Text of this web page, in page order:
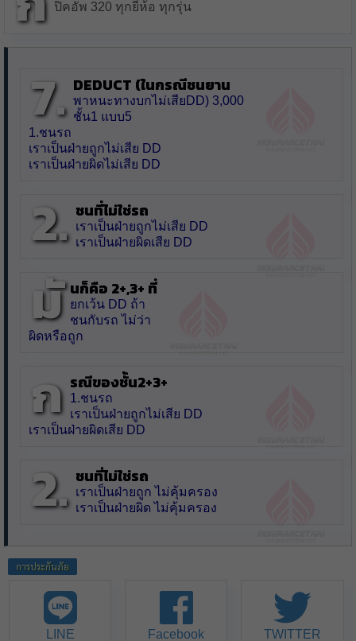
ปิคอัพ 320 ทุกยี่ห้อ ทุกรุ่น
7. Deduct (ในกรณีชนยาน
พาหนะทางบกไม่เสียDD) 3,000
ชั้น1 แบบ5
1.ชนรถ
เราเป็นฝ่ายถูกไม่เสีย DD
เราเป็นฝ่ายผิดไม่เสีย DD
2. ชนที่ไม่ใช่รถ
เราเป็นฝ่ายถูกไม่เสีย DD
เราเป็นฝ่ายผิดเสีย DD
มั นก็คือ 2+,3+ ที่
ยกเว้น DD ถ้า
ชนกับรถ ไม่ว่า
ผิดหรือถูก
ก รณีของชั้น2+3+
1.ชนรถ
เราเป็นฝ่ายถูกไม่เสีย DD
เราเป็นฝ่ายผิดเสีย DD
2. ชนที่ไม่ใช่รถ
เราเป็นฝ่ายถูก ไม่คุ้มครอง
เราเป็นฝ่ายผิด ไม่คุ้มครอง
การประกันภัย
LINE Facebook TWITTER